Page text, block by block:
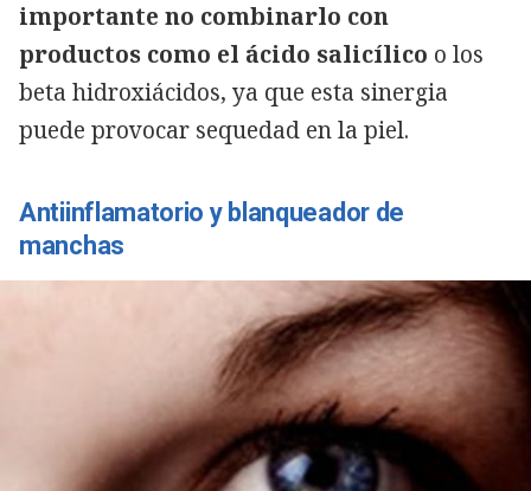
importante no combinarlo con
productos como el ácido salicílico o los
beta hidroxiácidos, ya que esta sinergia
puede provocar sequedad en la piel.
Antiinflamatorio y blanqueador de
manchas